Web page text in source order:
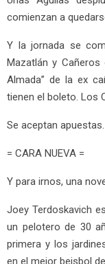
comienzan a
Y la jornada se
Mazatlán y
Almada” de la ex
tienen el boleto. Los
Se aceptan apuestas.
= CARA NUEVA =
Y para irnos, una
Joey Terdoskavich
un pelotero de 30
primera y los
en el mejor beisbol